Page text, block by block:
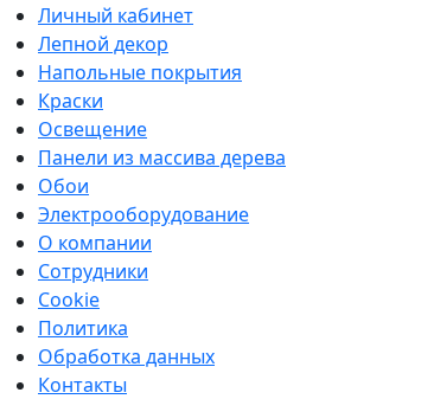
Личный кабинет
Лепной декор
Напольные покрытия
Краски
Освещение
Панели из массива дерева
Обои
Электрооборудование
О компании
Сотрудники
Cookie
Политика
Обработка данных
Контакты